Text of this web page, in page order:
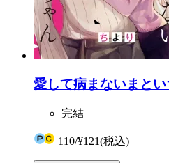
愛して病まないまと
完結
110/¥121(税込)